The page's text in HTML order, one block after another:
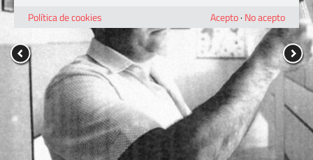
Política de cookies
Acepto· No acepto